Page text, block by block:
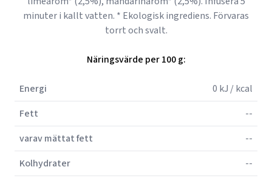
minuter i kallt vatten. * Ekologisk ingrediens. Förvaras
torrt och svalt.
Näringsvärde per 100 g:
Energi
0 kJ / kcal
Fett
--
varav mättat fett
--
Kolhydrater
--